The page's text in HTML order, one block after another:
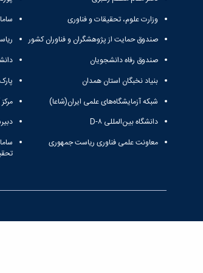
وزارت علوم، تحقیقات و فناوری
صندوق حمایت از پژوهشگران و فناوران کشور
صندوق رفاه دانشجویان
بنیاد نخبگان استان همدان
شبکه آزمایشگاه‌های علمی ایران(شاعا)
دانشگاه بین‌المللی D-۸
معاونت علمی فناوری ریاست جمهوری